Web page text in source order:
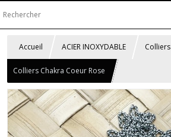
Accueil ACIER INOXYDABLE Colliers
Colliers Chakra Coeur Rose